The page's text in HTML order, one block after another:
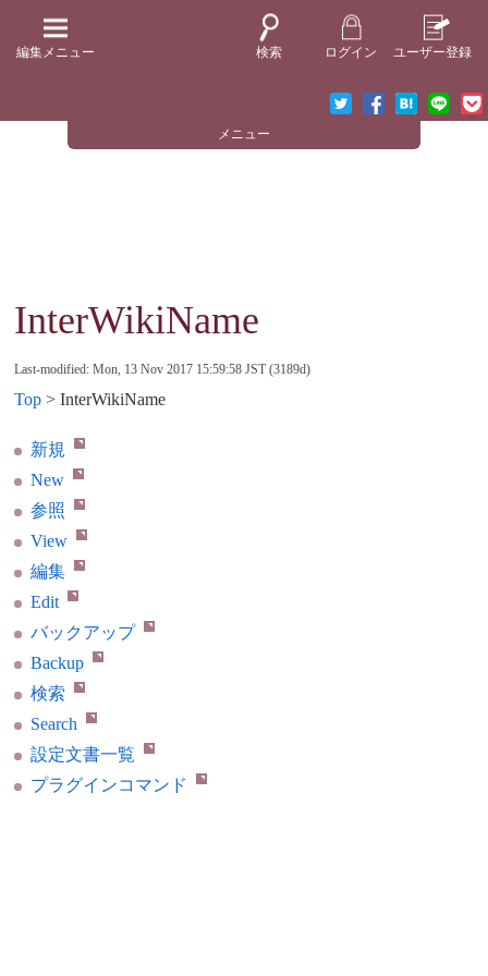
編集メニュー 検索 ログイン ユーザー登録
メニュー
InterWikiName
Last-modified: Mon, 13 Nov 2017 15:59:58 JST (3189d)
Top > InterWikiName
新規
New
参照
View
編集
Edit
バックアップ
Backup
検索
Search
設定文書一覧
プラグインコマンド